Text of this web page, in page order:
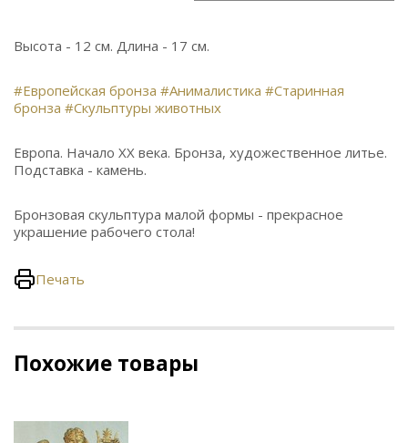
Высота - 12 см. Длина - 17 см.
#Европейская бронза #Анималистика #Старинная
бронза #Скульптуры животных
Европа. Начало ХХ века. Бронза, художественное литье.
Подставка - камень.
Бронзовая скульптура малой формы - прекрасное
украшение рабочего стола!
Печать
Похожие товары